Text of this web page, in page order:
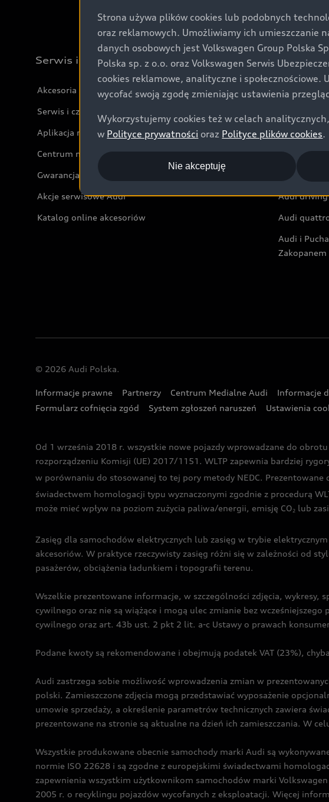
Audi
Serwis i akcesoria
Akcesoria
Serwis i części
Aplikacja myAudi i usługi cyfrowe
Centrum napraw powypadkowych
Gwarancja
Akcje serwisowe Audi
Katalog online akcesoriów
Świat
Audi Nuvolari
Audi Sport
Audi i
Audi
Audi
Audi i
Zakopanem
© 2026 Audi Polska.
Informacje prawne Partnerzy Centrum Medialne Audi Informacje
Formularz cofnięcia zgód
System zgłoszeń naruszeń Ustawienia
Od 1 września 2018 r. wszystkie nowe pojazdy wprowadzane do
rozporządzeniu Komisji (UE) 2017/1151. WLTP zapewnia bardziej
w porównaniu do stosowanej to tej pory metody NEDC.
świadectwem homologacji typu wyznaczonymi zgodnie z procedurą
może mieć wpływ na poziom zużycia paliwa/energii, emisję CO2 lub
Zasięg dla samochodów elektrycznych lub zasięg w trybie
akcesoriów. W praktyce rzeczywisty zasięg różni się w zależności od
pasażerów, obciążenia ładunkiem i topografii terenu.
Wszelkie prezentowane informacje, w szczególności zdjęcia,
cywilnego oraz nie są wiążące i mogą ulec zmianie bez
cywilnego oraz art. 43b ust. 2 pkt 2 lit. a-c Ustawy o prawach
Podane kwoty są rekomendowane i obejmują podatek VAT (23%),
Audi zastrzega sobie możliwość wprowadzenia zmian w
polski. Zamieszczone zdjęcia mogą przedstawiać wyposażenie
umowie sprzedaży, a określenie parametrów technicznych zawiera
prezentowane na stronie są aktualne na dzień ich zamieszczania. W
Wszystkie produkowane obecnie samochody marki Audi są
normie ISO 22628 i są zgodne z europejskimi świadectwami
zapewnienia wszystkim użytkownikom samochodów marki
2005 r. o recyklingu pojazdów wycofanych z eksploatacji. Więcej
Strona używa plików cookies lub podobnych
oraz reklamowych. Umożliwiamy ich umieszczanie
danych osobowych jest Volkswagen Group Polska
Polska sp. z o.o. oraz Volkswagen Serwis
cookies reklamowe, analityczne i
wycofać swoją zgodę zmieniając ustawienia
Wykorzystujemy cookies też w celach
w Polityce prywatności oraz Polityce plików cookies.
Nie akceptuję